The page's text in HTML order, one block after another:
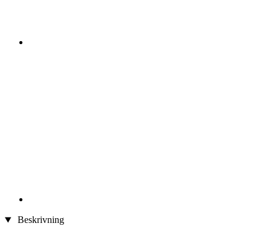
Beskrivning